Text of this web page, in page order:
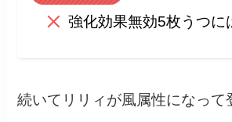
強化効果無効5枚うつに
続いてリリィが風属性になって